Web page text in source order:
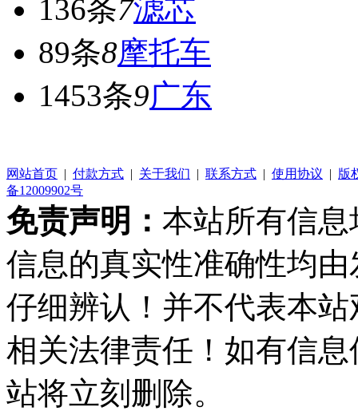
136条7滤芯
89条8摩托车
1453条9广东
网站首页 | 付款方式 | 关于我们 | 联系方式 | 使用协议 | 版
备12009902号
免责声明： 本站所有信
信息的真实性准确性均
仔细辨认！并不代表本站
相关法律责任！如有信
站将立刻删除。